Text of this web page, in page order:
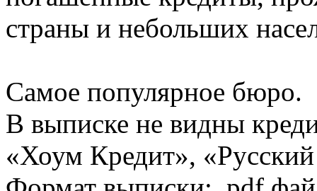
страны и небольших
Самое популярное бюро.
В выписке не видны
«Хоум Кредит»,